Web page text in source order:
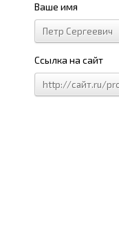
Ваше имя
Ссылка на сайт